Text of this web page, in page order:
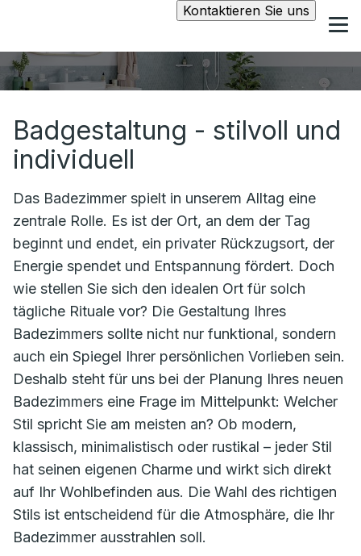
Kontaktieren Sie uns
Badgestaltung - stilvoll und
individuell
Das Badezimmer spielt in unserem Alltag eine
zentrale Rolle. Es ist der Ort, an dem der Tag
beginnt und endet, ein privater Rückzugsort, der
Energie spendet und Entspannung fördert. Doch
wie stellen Sie sich den idealen Ort für solch
tägliche Rituale vor? Die Gestaltung Ihres
Badezimmers sollte nicht nur funktional, sondern
auch ein Spiegel Ihrer persönlichen Vorlieben sein.
Deshalb steht für uns bei der Planung Ihres neuen
Badezimmers eine Frage im Mittelpunkt: Welcher
Stil spricht Sie am meisten an? Ob modern,
klassisch, minimalistisch oder rustikal – jeder Stil
hat seinen eigenen Charme und wirkt sich direkt
auf Ihr Wohlbefinden aus. Die Wahl des richtigen
Stils ist entscheidend für die Atmosphäre, die Ihr
Badezimmer ausstrahlen soll.